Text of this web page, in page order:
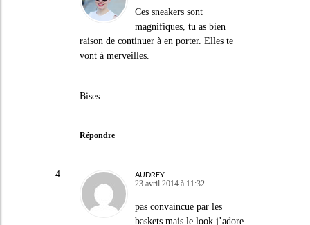
Ces sneakers sont
magnifiques, tu as bien
raison de continuer à en porter. Elles te
vont à merveilles.
Bises
Répondre
AUDREY
23 avril 2014 à 11:32
pas convaincue par les
baskets mais le look j’adore